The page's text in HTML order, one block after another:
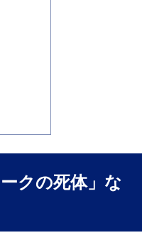
クの死体」な